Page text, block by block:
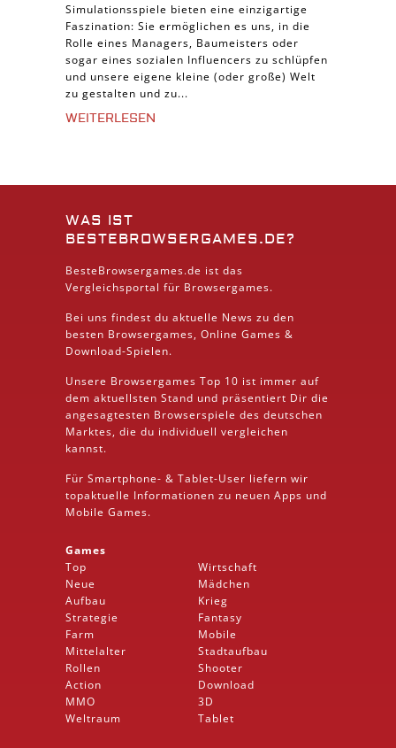
Simulationsspiele bieten eine einzigartige
Faszination: Sie ermöglichen es uns, in die
Rolle eines Managers, Baumeisters oder
sogar eines sozialen Influencers zu schlüpfen
und unsere eigene kleine (oder große) Welt
zu gestalten und zu...
WEITERLESEN
WAS IST
BESTEBROWSERGAMES.DE?
BesteBrowsergames.de ist das
Vergleichsportal für Browsergames.
Bei uns findest du aktuelle News zu den
besten Browsergames, Online Games &
Download-Spielen.
Unsere Browsergames Top 10 ist immer auf
dem aktuellsten Stand und präsentiert Dir die
angesagtesten Browserspiele des deutschen
Marktes, die du individuell vergleichen
kannst.
Für Smartphone- & Tablet-User liefern wir
topaktuelle Informationen zu neuen Apps und
Mobile Games.
Games
Top
Neue
Aufbau
Strategie
Farm
Mittelalter
Rollen
Action
MMO
Weltraum
Wirtschaft
Mädchen
Krieg
Fantasy
Mobile
Stadtaufbau
Shooter
Download
3D
Tablet